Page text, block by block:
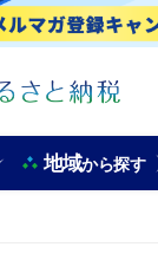
地域から探す